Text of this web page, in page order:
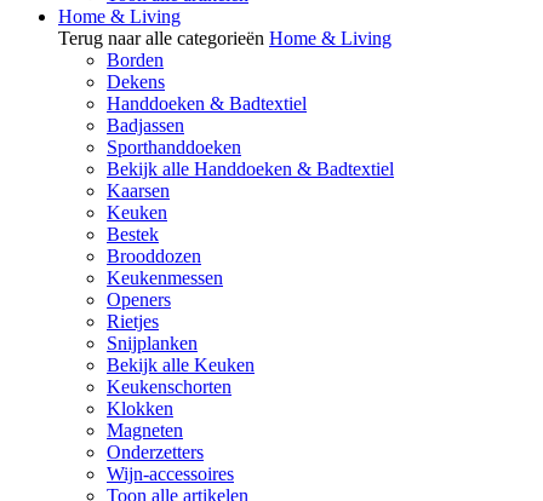
Home & Living
Terug naar alle categorieën Home & Living
Borden
Dekens
Handdoeken & Badtextiel
Badjassen
Sporthanddoeken
Bekijk alle Handdoeken & Badtextiel
Kaarsen
Keuken
Bestek
Brooddozen
Keukenmessen
Openers
Rietjes
Snijplanken
Bekijk alle Keuken
Keukenschorten
Klokken
Magneten
Onderzetters
Wijn-accessoires
Toon alle artikelen